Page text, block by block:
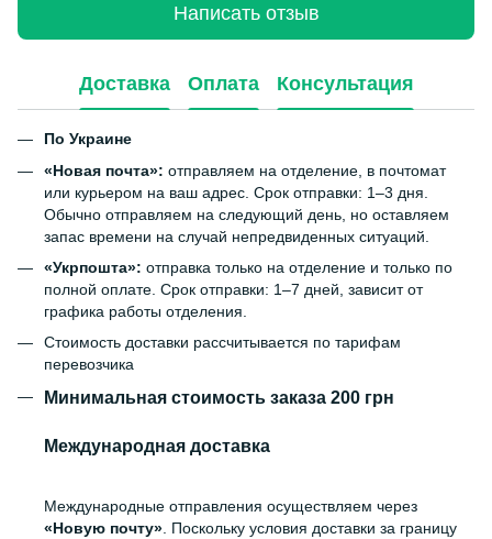
Написать отзыв
Доставка Оплата Консультация
По Украине
«Новая почта»: отправляем на отделение, в почтомат
или курьером на ваш адрес. Срок отправки: 1–3 дня.
Обычно отправляем на следующий день, но оставляем
запас времени на случай непредвиденных ситуаций.
«Укрпошта»: отправка только на отделение и только по
полной оплате. Срок отправки: 1–7 дней, зависит от
графика работы отделения.
Стоимость доставки рассчитывается по тарифам
перевозчика
Минимальная стоимость заказа 200 грн
Международная доставка
Международные отправления осуществляем через
«Новую почту» . Поскольку условия доставки за границу